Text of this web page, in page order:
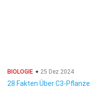
BIOLOGIE 25 Dez 2024
28 Fakten Über C3-Pflanze